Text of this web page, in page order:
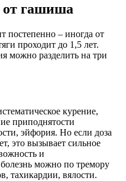
от гашиша
постепенно – иногда от
проходит до 1,5 лет.
можно разделить на три
курение,
приподнятости
эйфория. Но если доза
это вызывает сильное
и
можно по тремору
тахикардии, вялости.